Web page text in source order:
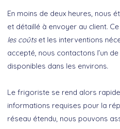
En moins de deux heures, nous
et détaillé à envoyer au client.
les coûtset les interventions
accepté, nous contactons l’un
disponibles dans les environs.
Le frigoriste se rend alors
informations requises pour la
réseau étendu, nous pouvons